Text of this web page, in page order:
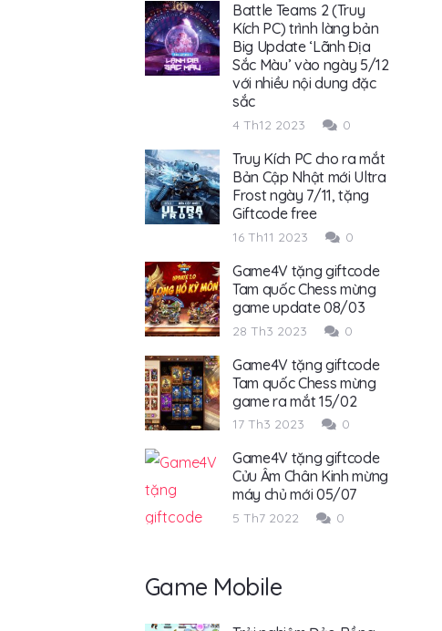
Battle Teams 2 (Truy
Kích PC) trình làng bản
Big Update ‘Lãnh Địa
Sắc Màu’ vào ngày 5/12
với nhiều nội dung đặc
sắc
4 Th12 2023 0
Truy Kích PC cho ra mắt
Bản Cập Nhật mới Ultra
Frost ngày 7/11, tặng
Giftcode free
16 Th11 2023 0
Game4V tặng giftcode
Tam quốc Chess mừng
game update 08/03
28 Th3 2023 0
Game4V tặng giftcode
Tam quốc Chess mừng
game ra mắt 15/02
17 Th3 2023 0
Game4V tặng giftcode
Cửu Âm Chân Kinh mừng
máy chủ mới 05/07
5 Th7 2022 0
Game Mobile